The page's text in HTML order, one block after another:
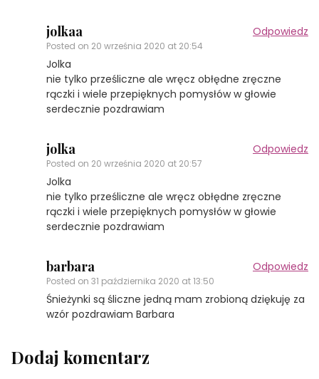
jolkaa
Posted on 20 września 2020 at 20:54
Odpowiedz
Jolka
nie tylko prześliczne ale wręcz obłędne zręczne
rączki i wiele przepięknych pomysłów w głowie
serdecznie pozdrawiam
jolka
Posted on 20 września 2020 at 20:57
Odpowiedz
Jolka
nie tylko prześliczne ale wręcz obłędne zręczne
rączki i wiele przepięknych pomysłów w głowie
serdecznie pozdrawiam
barbara
Posted on 31 października 2020 at 13:50
Odpowiedz
Śnieżynki są śliczne jedną mam zrobioną dziękuję za
wzór pozdrawiam Barbara
Dodaj komentarz